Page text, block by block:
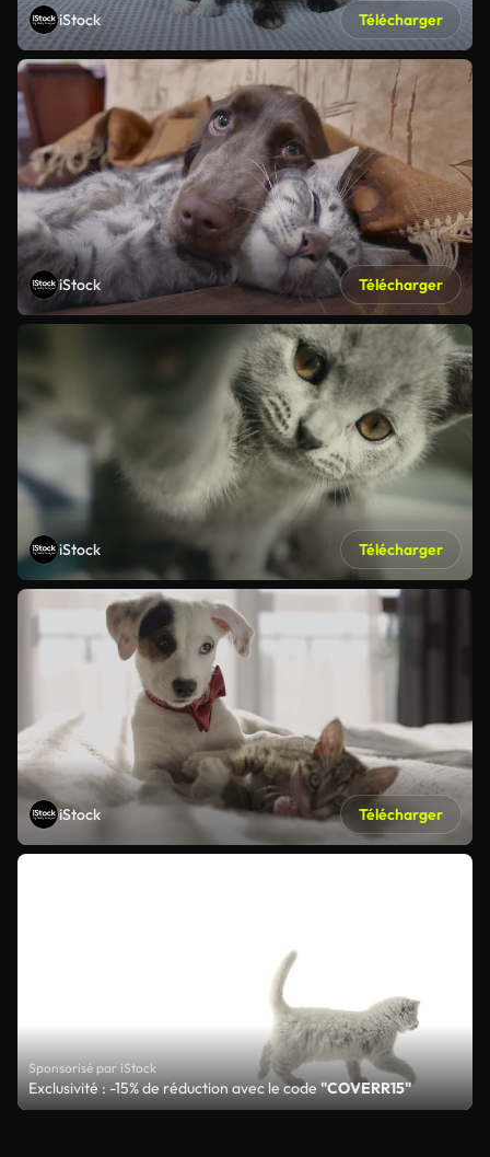
iStock Télécharger
iStock Télécharger
iStock Télécharger
iStock Télécharger
Sponsorisé par iStock
Exclusivité : -15% de réduction avec le code"COVERR15"